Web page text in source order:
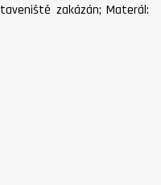
zakázán; Materál: